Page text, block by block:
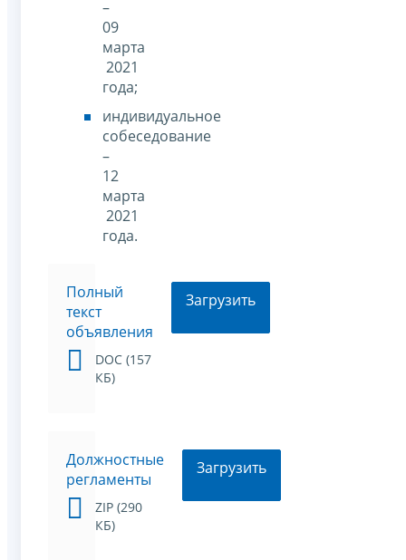
–
09
марта
2021
года;
индивидуальное
собеседование
–
12
марта
2021
года.
Полный
текст
объявления
DOC (157
КБ)
Загрузить
Должностные
регламенты
ZIP (290
КБ)
Загрузить